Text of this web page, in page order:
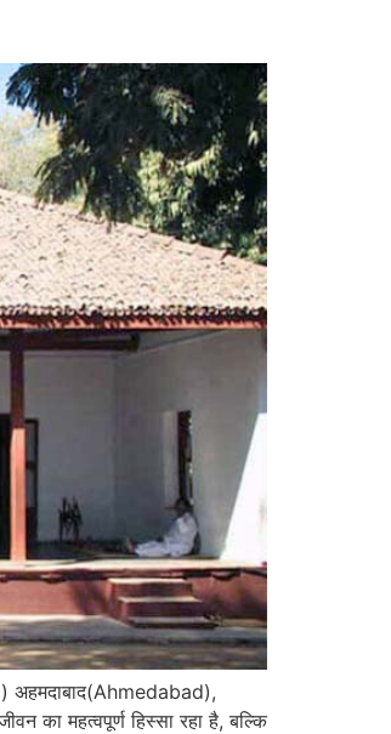
अहमदाबाद(Ahmedabad),
का महत्वपूर्ण हिस्सा रहा है, बल्कि